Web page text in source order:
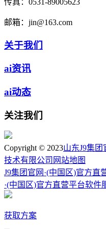
邮箱： jin@163.com
关于我们
ai资讯
ai动态
关注我们
Copyright © 2023山东J9集团
技术有限公司 网站地图
J9集团官网·(中国区)官方直
·(中国区)官方直营平台软件
获取方案